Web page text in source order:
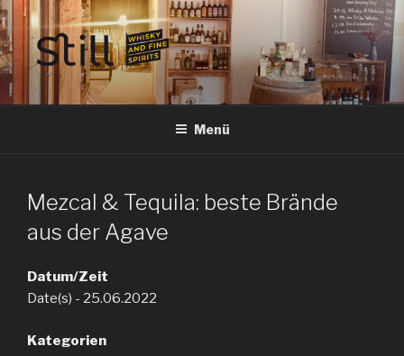
Zum
Inhalt
springen
STILL SPIRITS HILDESHEIM
Whisky, Rum, Gin, Cognac, Tequila und Tastings in Hildesheim
Menü
Mezcal & Tequila: beste Brände
aus der Agave
Datum/Zeit
Date(s) - 25.06.2022
Kategorien